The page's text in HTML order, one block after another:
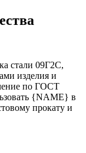
стали 09Г2С,
изделия и
по ГОСТ
{NAME} в
прокату и